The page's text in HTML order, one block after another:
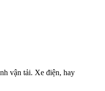
vận tải. Xe điện, hay